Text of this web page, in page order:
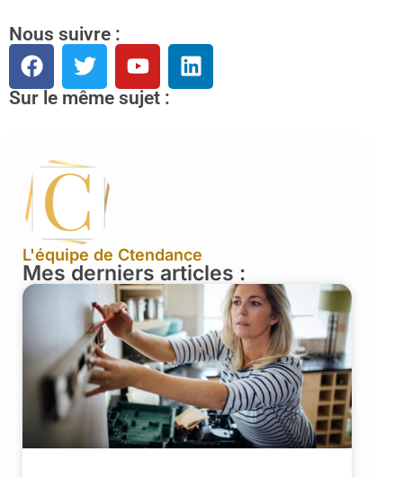
Nous suivre :
Sur le même sujet :
L'équipe de Ctendance
Mes derniers articles :